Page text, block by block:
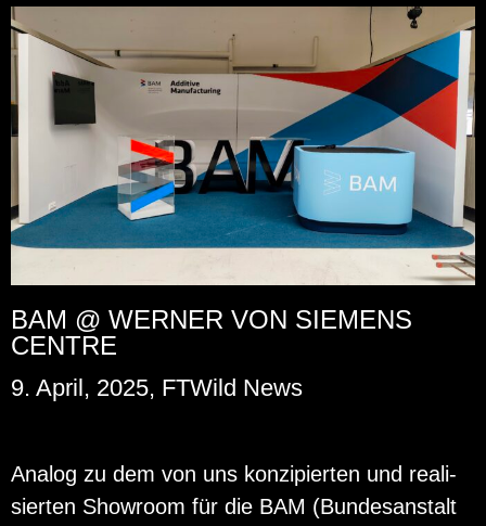
BAM @ WERNER VON SIEMENS
CENTRE
9. April, 2025, FTWild News
Ana­log zu dem von uns kon­zi­pier­ten und rea­li­
sier­ten Show­room für die BAM (Bun­des­an­stalt